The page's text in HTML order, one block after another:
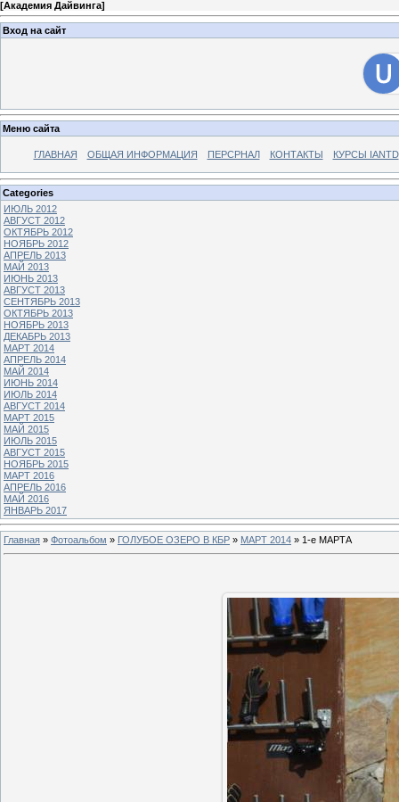
[Академия Дайвинга]
Вход на сайт
Меню сайта
ГЛАВНАЯ ОБЩАЯ ИНФОРМАЦИЯ ПЕРСРНАЛ КОНТАКТЫ КУРСЫ IANTD
Categories
ИЮЛЬ 2012
АВГУСТ 2012
ОКТЯБРЬ 2012
НОЯБРЬ 2012
АПРЕЛЬ 2013
МАЙ 2013
ИЮНЬ 2013
АВГУСТ 2013
СЕНТЯБРЬ 2013
ОКТЯБРЬ 2013
НОЯБРЬ 2013
ДЕКАБРЬ 2013
МАРТ 2014
АПРЕЛЬ 2014
МАЙ 2014
ИЮНЬ 2014
ИЮЛЬ 2014
АВГУСТ 2014
МАРТ 2015
МАЙ 2015
ИЮЛЬ 2015
АВГУСТ 2015
НОЯБРЬ 2015
МАРТ 2016
АПРЕЛЬ 2016
МАЙ 2016
ЯНВАРЬ 2017
Главная » Фотоальбом » ГОЛУБОЕ ОЗЕРО В КБР » МАРТ 2014 » 1-е МАРТА